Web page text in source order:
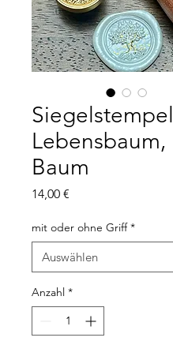
Siegelstempel
Lebensbaum,
Baum
14,00 €
mit oder ohne Griff *
Anzahl *